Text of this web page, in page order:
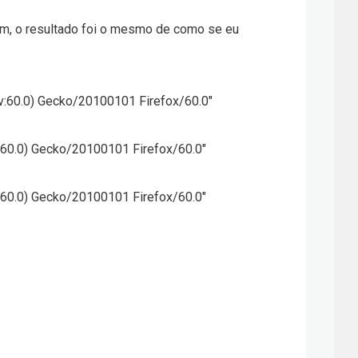
o resultado foi o mesmo de como se eu
Gecko/20100101 Firefox/60.0"
Gecko/20100101 Firefox/60.0"
Gecko/20100101 Firefox/60.0"